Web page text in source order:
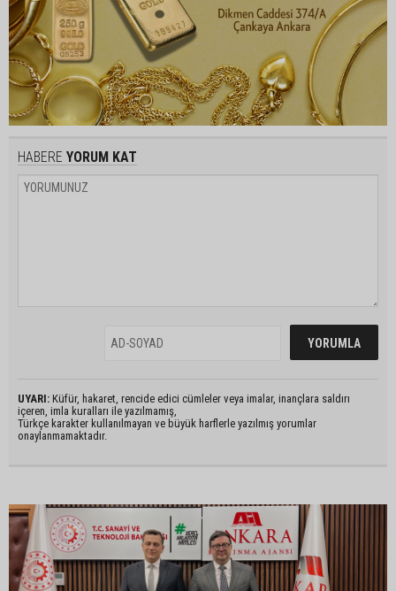
HABERE YORUM KAT
UYARI: Küfür, hakaret, rencide edici cümleler veya imalar, inançlara saldırı
içeren, imla kuralları ile yazılmamış,
Türkçe karakter kullanılmayan ve büyük harflerle yazılmış yorumlar
onaylanmamaktadır.